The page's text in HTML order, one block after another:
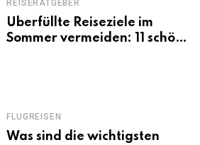
REISERATGEBER
Überfüllte Reiseziele im
Sommer vermeiden: 11 schöne
FLUGREISEN
Was sind die wichtigsten